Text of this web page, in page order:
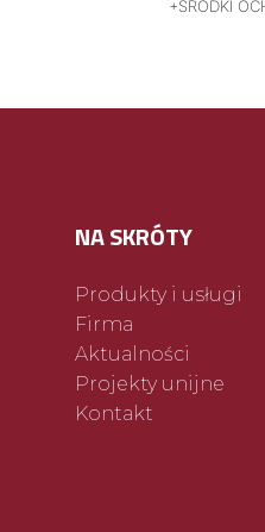
ŚRODKI
NA SKRÓTY
Produkty i usługi
Firma
Aktualności
Projekty unijne
Kontakt